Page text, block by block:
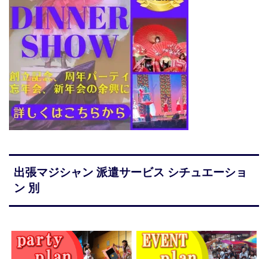
出張マジシャン 派遣サービス シチュエーショ
ン 別